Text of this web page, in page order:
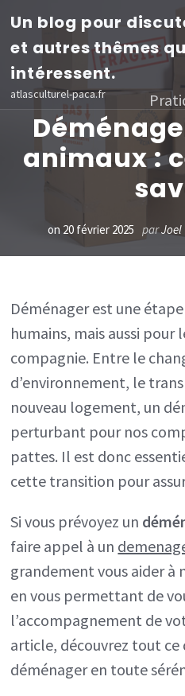
Aller
contenu
(Pressez
Entrée)
Un blog pour
et autres thêmes
intéressent.
atlasculturel-paca.fr
animaux :
on 20 février 2025 parJoel
Déménager est une
humains, mais aussi pour
compagnie. Entre le
d’environnement, le
nouveau logement, un
perturbant pour nos
pattes. Il est donc
cette transition pour
Si vous prévoyez un
faire appel à un
grandement vous aider à
en vous permettant de
l’accompagnement de
article, découvrez tout ce
déménager en toute